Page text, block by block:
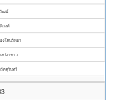
ฒน์
วงศ์
งโสนวิทยา
ปลาขาว
ดสุรินทร์